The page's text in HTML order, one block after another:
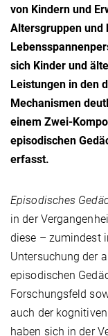
von Kindern und
Altersgruppen und
sich Kinder und
Leistungen in den
Mechanismen
einem Zwei-
episodischen
erfasst.
Episodisches
in der
diese – zumindest
Untersuchung der
episodischen
Forschungsfeld
auch der
haben sich in der